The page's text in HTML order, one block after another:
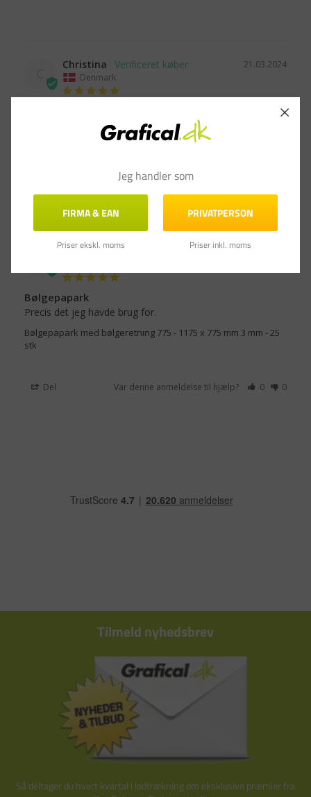
21.03.2024
Christina
Denmark
Alletiders pap, super tilfreds
Bølgepapark med bølgeretning 775 - 1175 x 775 mm 3 mm,
25.08.2021
Petra S.
Bølgepapark
Precis det jeg havde brug for.
Bølgepapark med bølgeretning 775 - 1175 x 775 mm 3 mm - 25
stk
Del Var denne anmeldelse til hjælp? 0 0
Tilmeld nyhedsbrev
Så deltager du hvert kvartal i lodtrækning om eksklusive præmier fra
Jeg handler som
FIRMA & EAN
Priser ekskl. moms
PRIVATPERSON
Priser inkl. moms